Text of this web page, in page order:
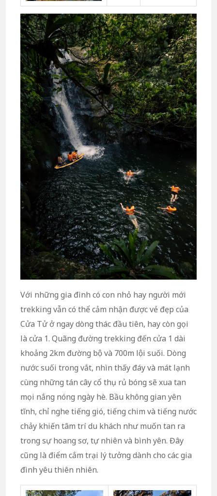
Với những gia đình có con nhỏ hay người mới
trekking vẫn có thể cảm nhận được vẻ đẹp của
Cửa Tử ở ngay dòng thác đầu tiên, hay còn gọi
là cửa 1. Quãng đường trekking đến cửa 1 dài
khoảng 2km đường bộ và 700m lội suối. Dòng
nước suối trong vắt, nhìn thấy đáy và mát lạnh
cùng những tán cây cổ thụ rủ bóng sẽ xua tan
mọi nắng nóng ngày hè. Bầu không gian yên
tĩnh, chỉ nghe tiếng gió, tiếng chim và tiếng nước
chảy khiến tâm trí du khách như muốn tan ra
trong sự hoang sơ, tự nhiên và bình yên. Đây
cũng là điểm cắm trại lý tưởng dành cho các gia
đình yêu thiên nhiên.